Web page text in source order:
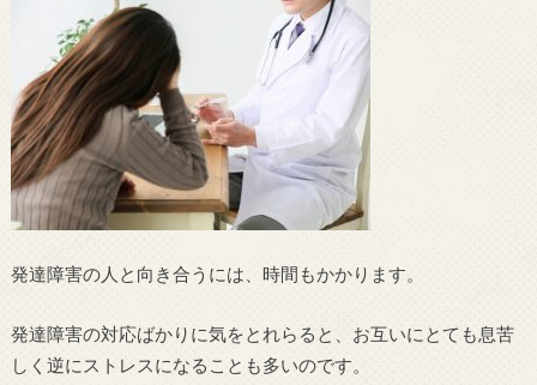
発達障害の人と向き合うには、時間もかかります。
発達障害の対応ばかりに気をとれらると、お互いにとても息苦
しく逆にストレスになることも多いのです。